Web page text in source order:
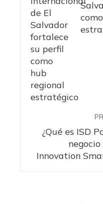
¿Qué es ISD
Innovation